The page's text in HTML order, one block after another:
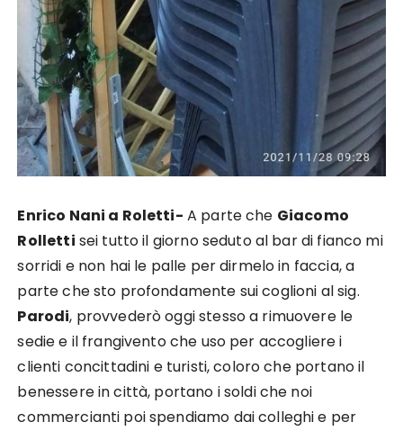
Enrico Nani a Roletti- A parte che Giacomo
Rolletti sei tutto il giorno seduto al bar di fianco mi
sorridi e non hai le palle per dirmelo in faccia, a
parte che sto profondamente sui coglioni al sig.
Parodi, provvederò oggi stesso a rimuovere le
sedie e il frangivento che uso per accogliere i
clienti concittadini e turisti, coloro che portano il
benessere in città, portano i soldi che noi
commercianti poi spendiamo dai colleghi e per